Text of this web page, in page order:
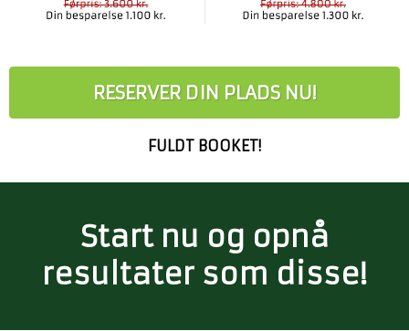
RESERVER DIN PLADS NU!
FULDT BOOKET!
Start nu og opnå
resultater som disse!